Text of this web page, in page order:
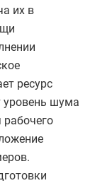
их в
ресурс
уровень шума
рабочего